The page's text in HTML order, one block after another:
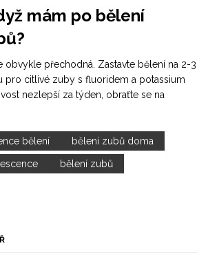
mám po bělení
obvykle přechodná. Zastavte bělení na 2-3
pro citlivé zuby s fluoridem a potassium
nezlepší za týden, obraťte se na
bělení bělení zubů doma
bělení zubů